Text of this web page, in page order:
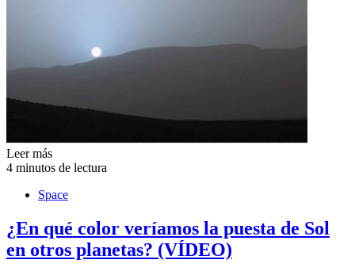
Leer más
4 minutos de lectura
Space
¿En qué color veríamos la puesta de Sol
en otros planetas? (VÍDEO)